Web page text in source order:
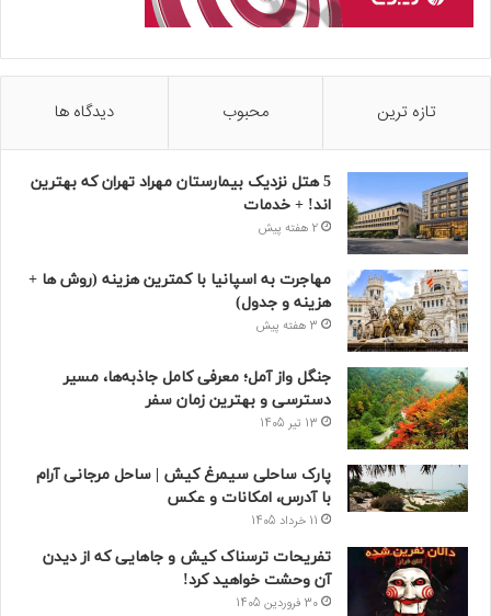
تازه ترین محبوب دیدگاه ها
5 هتل نزدیک بیمارستان مهراد تهران که بهترین‌
اند! + خدمات
2 هفته پیش
مهاجرت به اسپانیا با کمترین هزینه (روش ها +
هزینه و جدول)
3 هفته پیش
جنگل واز آمل؛ معرفی کامل جاذبه‌ها، مسیر
دسترسی و بهترین زمان سفر
13 تیر 1405
پارک ساحلی سیمرغ کیش | ساحل مرجانی آرام
با آدرس، امکانات و عکس
11 خرداد 1405
تفریحات ترسناک کیش و جاهایی که از دیدن
آن وحشت خواهید کرد!
30 فروردین 1405